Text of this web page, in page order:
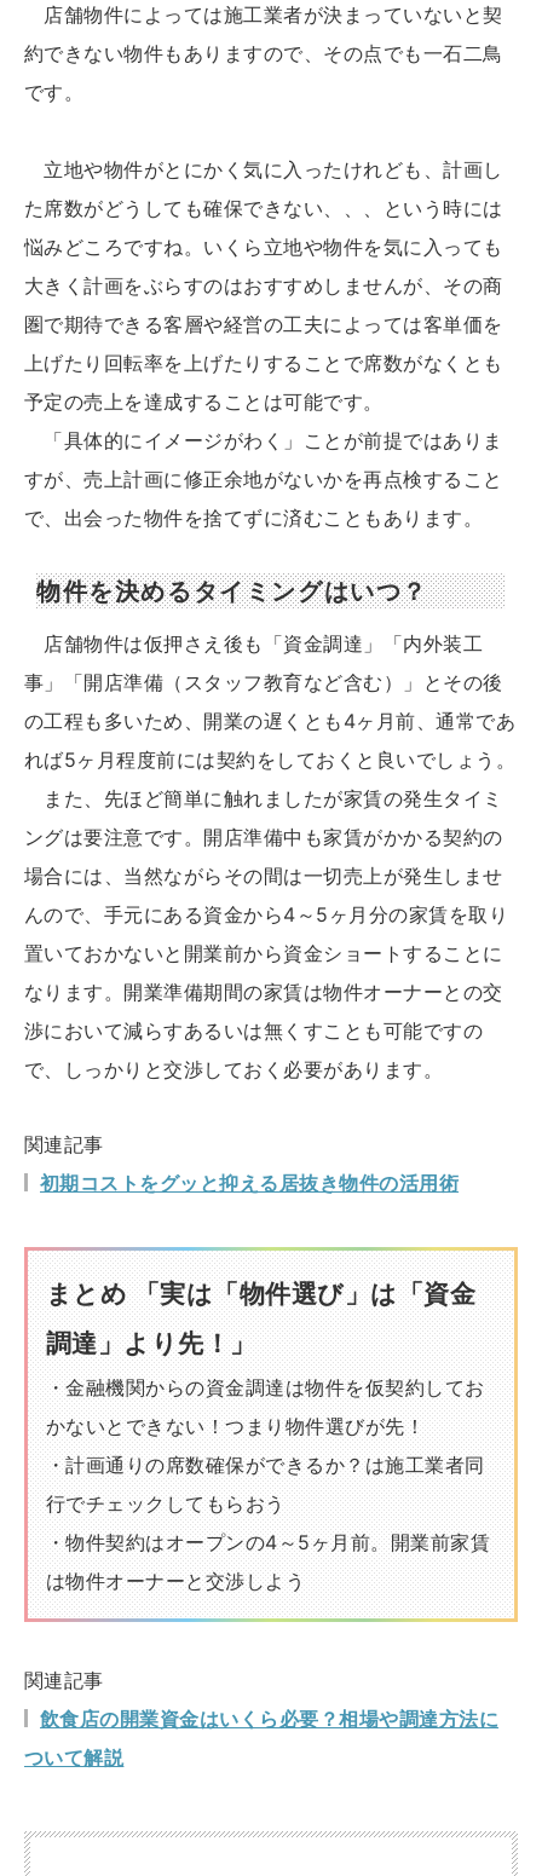
店舗物件によっては施工業者が決まっていないと契
約できない物件もありますので、その点でも一石二鳥
です。
立地や物件がとにかく気に入ったけれども、計画し
た席数がどうしても確保できない、、、という時には
悩みどころですね。いくら立地や物件を気に入っても
大きく計画をぶらすのはおすすめしませんが、その商
圏で期待できる客層や経営の工夫によっては客単価を
上げたり回転率を上げたりすることで席数がなくとも
予定の売上を達成することは可能です。
「具体的にイメージがわく」ことが前提ではありま
すが、売上計画に修正余地がないかを再点検すること
で、出会った物件を捨てずに済むこともあります。
物件を決めるタイミングはいつ？
店舗物件は仮押さえ後も「資金調達」「内外装工
事」「開店準備（スタッフ教育など含む）」とその後
の工程も多いため、開業の遅くとも4ヶ月前、通常であ
れば5ヶ月程度前には契約をしておくと良いでしょう。
また、先ほど簡単に触れましたが家賃の発生タイミ
ングは要注意です。開店準備中も家賃がかかる契約の
場合には、当然ながらその間は一切売上が発生しませ
んので、手元にある資金から4～5ヶ月分の家賃を取り
置いておかないと開業前から資金ショートすることに
なります。開業準備期間の家賃は物件オーナーとの交
渉において減らすあるいは無くすことも可能ですの
で、しっかりと交渉しておく必要があります。
関連記事
初期コストをグッと抑える居抜き物件の活用術
まとめ 「実は「物件選び」は「資金
調達」より先！」
・金融機関からの資金調達は物件を仮契約してお
かないとできない！つまり物件選びが先！
・計画通りの席数確保ができるか？は施工業者同
行でチェックしてもらおう
・物件契約はオープンの4～5ヶ月前。開業前家賃
は物件オーナーと交渉しよう
関連記事
飲食店の開業資金はいくら必要？相場や調達方法に
ついて解説